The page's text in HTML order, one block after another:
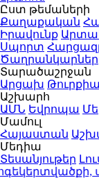
Ըստ թեմաների
Քաղաքական
Իրավունք
Սպորտ
Ծաղրանկարներ
Տարածաշրջան
Արցախ Թուրքիա
Աշխարհ
ԱՄՆ Եվրոպա
Մամուլ
Հայաստան
Մեդիա
Տեսանյութեր